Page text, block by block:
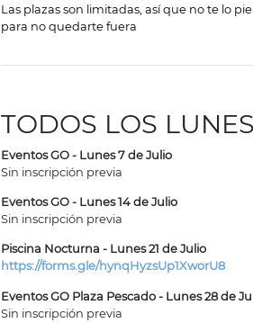
Las plazas son limitadas, así que no te lo
para no quedarte fuera
TODOS LOS
Eventos GO - Lunes 7 de Julio
Sin inscripción previa
Eventos GO - Lunes 14 de Julio
Sin inscripción previa
Piscina Nocturna - Lunes 21 de Julio
https://forms.gle/hynqHyzsUp1XworU8
Eventos GO Plaza Pescado - Lunes 28 de
Sin inscripción previa